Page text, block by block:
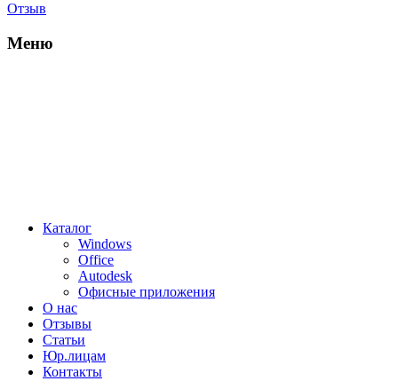
Отзыв
Меню
Каталог
Windows
Office
Autodesk
Офисные приложения
О нас
Отзывы
Статьи
Юр.лицам
Контакты